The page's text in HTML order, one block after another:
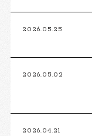
2026.05.25
2026.05.02
2026.04.21